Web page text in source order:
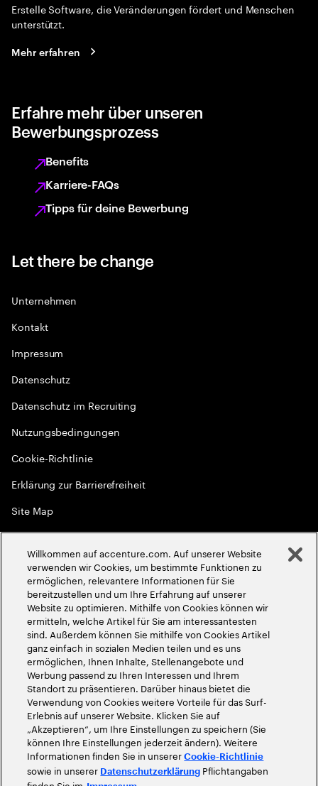
Erstelle Software, die Veränderungen fördert und Menschen
unterstützt.
Mehr erfahren
Erfahre mehr über unseren
Bewerbungsprozess
Benefits
Karriere-FAQs
Tipps für deine Bewerbung
Let there be change
Unternehmen
Kontakt
Impressum
Datenschutz
Datenschutz im Recruiting
Nutzungsbedingungen
Cookie-Richtlinie
Erklärung zur Barrierefreiheit
Site Map
Globale Meritokratie
2026Accenture. Alle Rechte vorbehalten
Willkommen auf accenture.com. Auf unserer Website
verwenden wir Cookies, um bestimmte Funktionen zu
ermöglichen, relevantere Informationen für Sie
bereitzustellen und um Ihre Erfahrung auf unserer
Website zu optimieren. Mithilfe von Cookies können wir
ermitteln, welche Artikel für Sie am interessantesten
sind. Außerdem können Sie mithilfe von Cookies Artikel
ganz einfach in sozialen Medien teilen und es uns
ermöglichen, Ihnen Inhalte, Stellenangebote und
Werbung passend zu Ihren Interessen und Ihrem
Standort zu präsentieren. Darüber hinaus bietet die
Verwendung von Cookies weitere Vorteile für das Surf-
Erlebnis auf unserer Website. Klicken Sie auf
„Akzeptieren“, um Ihre Einstellungen zu speichern (Sie
können Ihre Einstellungen jederzeit ändern). Weitere
Informationen finden Sie in unsererCookie-Richtlinie
sowie in unserer Datenschutzerklärung Pflichtangaben